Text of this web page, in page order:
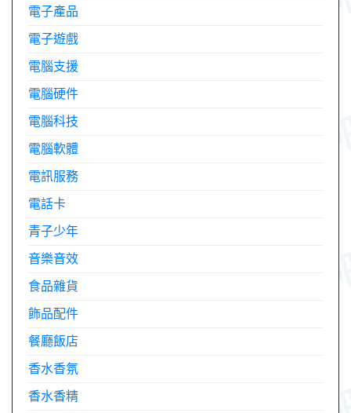
電子產品
電子遊戲
電腦支援
電腦硬件
電腦科技
電腦軟體
電訊服務
電話卡
青子少年
音樂音效
食品雜貨
飾品配件
餐廳飯店
香水香氛
香水香精